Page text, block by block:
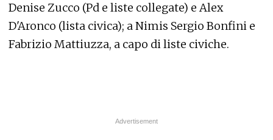
Denise Zucco (Pd e liste collegate) e Alex
D'Aronco (lista civica); a Nimis Sergio Bonfini e
Fabrizio Mattiuzza, a capo di liste civiche.